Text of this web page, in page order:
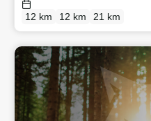
12 km 12 km 21 km